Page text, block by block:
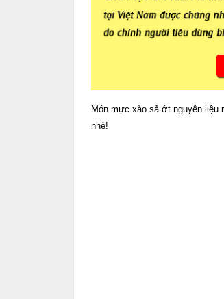
Món mực xào sả ớt nguyên liệu
nhé!